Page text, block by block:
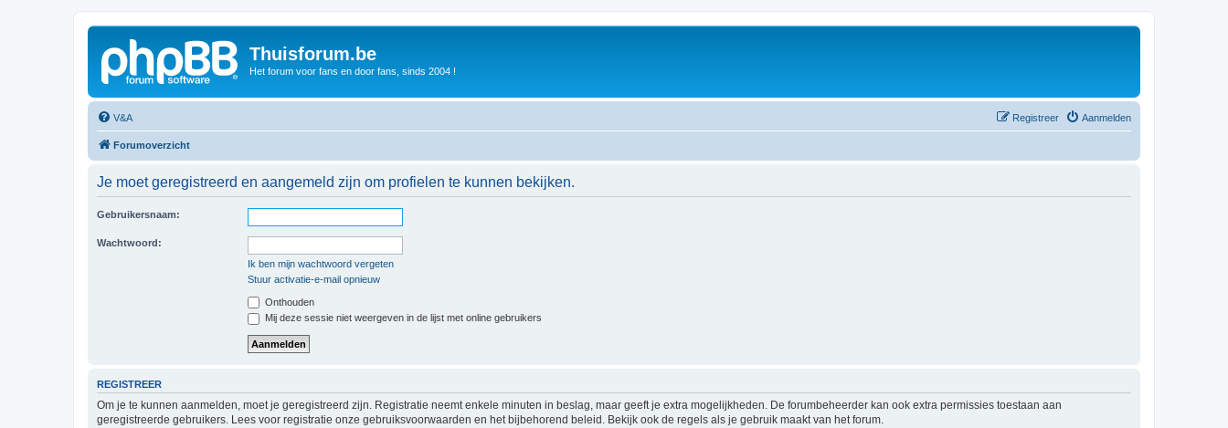
Thuisforum.be
Het forum voor fans en door fans, sinds 2004 !
V&A Aanmelden
Registreer
Forumoverzicht
Je moet geregistreerd en aangemeld zijn om profielen te kunnen bekijken.
Gebruikersnaam:
Wachtwoord:
Ik ben mijn wachtwoord vergeten
Stuur activatie-e-mail opnieuw
Onthouden
Mij deze sessie niet weergeven in de lijst met online gebruikers
REGISTREER
Om je te kunnen aanmelden, moet je geregistreerd zijn. Registratie neemt enkele minuten in beslag, maar geeft je extra mogelijkheden. De forumbeheerder kan ook extra permissies toestaan aan
geregistreerde gebruikers. Lees voor registratie onze gebruiksvoorwaarden en het bijbehorend beleid. Bekijk ook de regels als je gebruik maakt van het forum.